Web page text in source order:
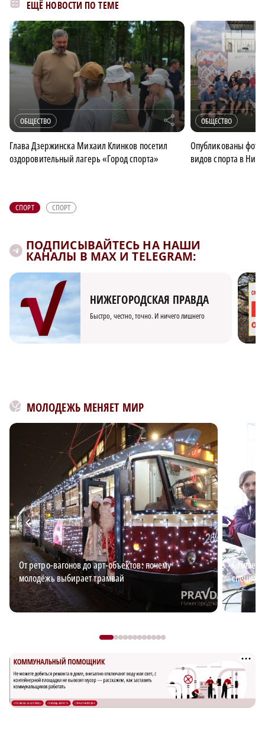
ЕЩЁ НОВОСТИ ПО ТЕМЕ
ОБЩЕСТВО r
Глава Дзержинска Михаил Клинков посетил
оздоровительный лагерь «Город спорта»
ОБЩЕСТВО
Опубликованы
видов спорта в
СПОРТ СПОРТ
ПОДПИСЫВАЙТЕСЬ НА НАШИ
КАНАЛЫ В MAX И TELEGRAM:
НИЖЕГОРОДСКАЯ ПРАВДА
Быстро, честно, точно. И ничего лишнего
МОЛОДЕЖЬ МЕНЯЕТ МИР
От ретро-вагонов до арт-объектов: почему
молодёжь выбирает трамвай
Самые
×